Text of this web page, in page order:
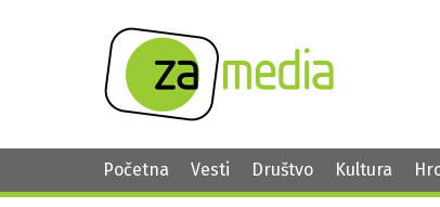
Početna Vesti Društvo Kultura